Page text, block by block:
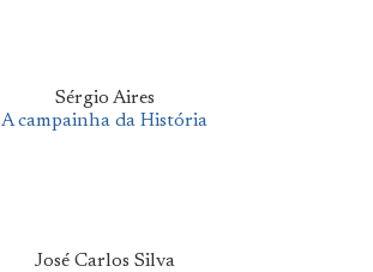
Sérgio Aires
A campainha da História
José Carlos Silva